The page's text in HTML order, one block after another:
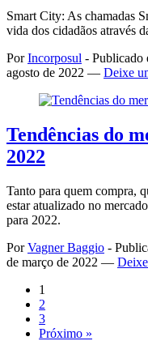
Smart City: As chamadas
vida dos cidadãos através
PorIncorposul - Publicado
agosto de 2022 — Deixe
Tendências do
2022
Tanto para quem compra,
estar atualizado no
para 2022.
PorVagner Baggio -
de março de 2022 —
1
2
3
Próximo »